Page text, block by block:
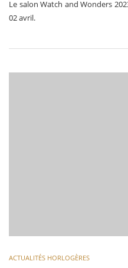
Le salon Watch and Wonders
02 avril.
ACTUALITÉS HORLOGÈRES